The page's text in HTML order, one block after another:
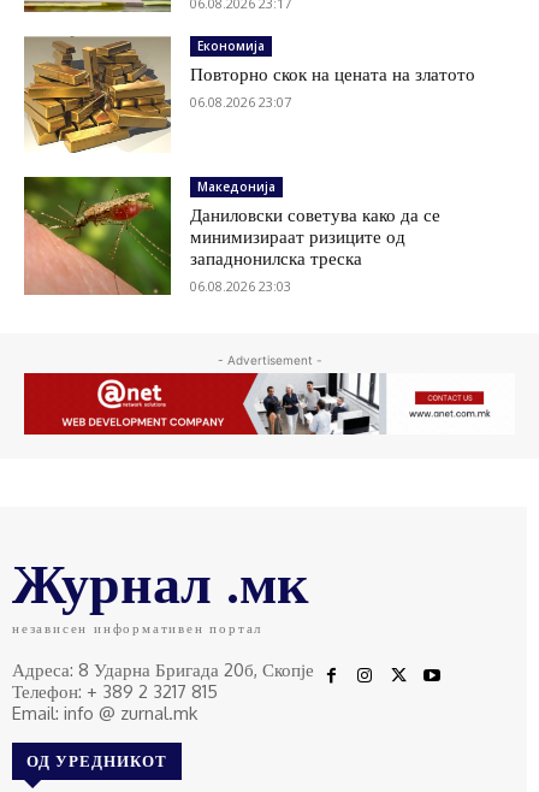
Економија
Повторно скок на цената на златото
06.08.2026 23:07
Македонија
Даниловски советува како да се
минимизираат ризиците од
западнонилска треска
06.08.2026 23:03
- Advertisement -
Журнал .мк
независен информативен портал
Адреса: 8 Ударна Бригада 20б, Скопје
Телефон: + 389 2 3217 815
Email: info @ zurnal.mk
ОД УРЕДНИКОТ